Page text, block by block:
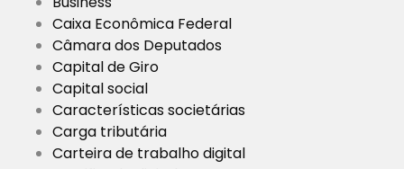
Caixa Econômica Federal
Câmara dos Deputados
Capital de Giro
Capital social
Características societárias
Carga tributária
Carteira de trabalho digital